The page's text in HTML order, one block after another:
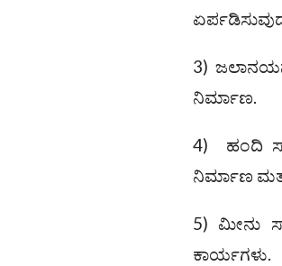
3)
ನಿರ್ಮಾಣ.
4) ಹಂದಿ
ನಿರ್ಮಾಣ
5) ಮೀನು
ಕಾರ್ಯಗಳು.